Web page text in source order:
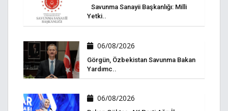
Savunma Sanayii Başkanlığı: Milli
Yetki..
06/08/2026
Görgün, Özbekistan Savunma Bakan
Yardımc..
06/08/2026